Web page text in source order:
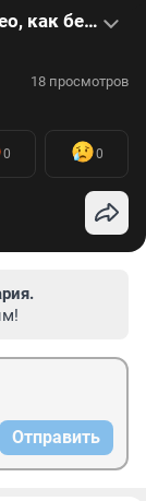
Ничего милее сегодня не будет: видео, как белый мишка заигрался с мороженым
18 просмотров
0 0
Отправить